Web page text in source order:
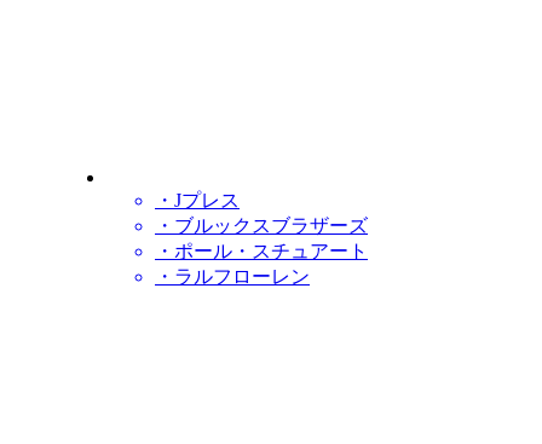
・Jプレス
・ブルックスブラザーズ
・ポール・スチュアート
・ラルフローレン